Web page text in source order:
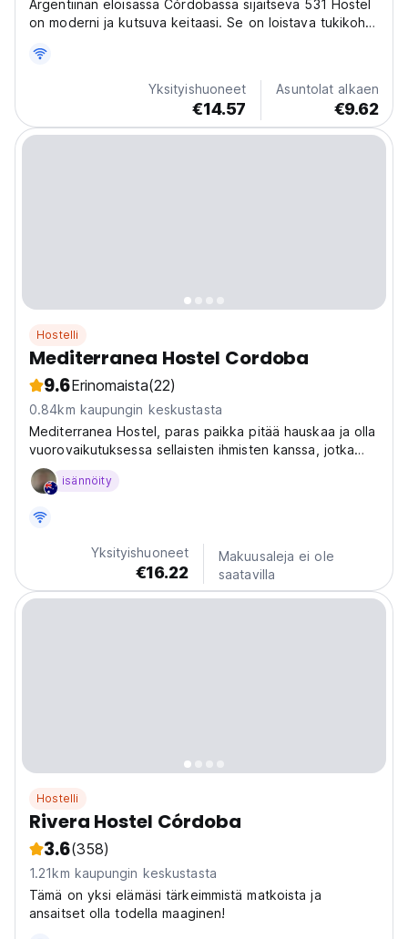
Argentiinan eloisassa Córdobassa sijaitseva 531 Hostel
on moderni ja kutsuva keitaasi. Se on loistava tukikohta
tapaamiseen. (Auto-translated from original language)
Yksityishuoneet
€14.57
Asuntolat alkaen
€9.62
Hostelli
Mediterranea Hostel Cordoba
9.6Erinomaista(22)
0.84km kaupungin keskustasta
Mediterranea Hostel, paras paikka pitää hauskaa ja olla
vuorovaikutuksessa sellaisten ihmisten kanssa, jotka
jakavat makumatkan ja kulttuurivaihdon.
isännöity
Yksityishuoneet
€16.22
Makuusaleja ei ole
saatavilla
Hostelli
Rivera Hostel Córdoba
3.6(358)
1.21km kaupungin keskustasta
Tämä on yksi elämäsi tärkeimmistä matkoista ja
ansaitset olla todella maaginen!